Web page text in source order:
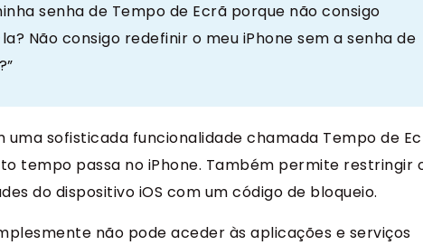
senha de Tempo de Ecrã porque não consigo
Não consigo redefinir o meu iPhone sem a senha de
uma sofisticada funcionalidade chamada Tempo de
tempo passa no iPhone. Também permite restringir
do dispositivo iOS com um código de bloqueio.
não pode aceder às aplicações e serviços